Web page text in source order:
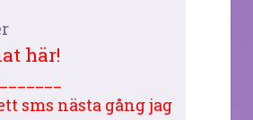
här!
sms nästa gång jag